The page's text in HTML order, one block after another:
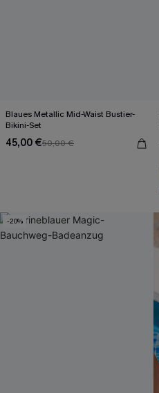
Blaues Metallic Mid-Waist Bustier-
Bikini-Set
45,00 €50,00 €
-20%